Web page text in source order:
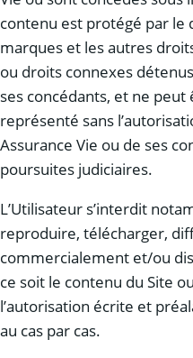
contenu est protégé par le
marques et les autres
ou droits connexes
ses concédants, et ne
représenté sans
Assurance Vie ou de ses
poursuites judiciaires.
L’Utilisateur s’interdit
reproduire, télécharger,
commercialement et/ou
ce soit le contenu du Site
l’autorisation écrite et
au cas par cas.